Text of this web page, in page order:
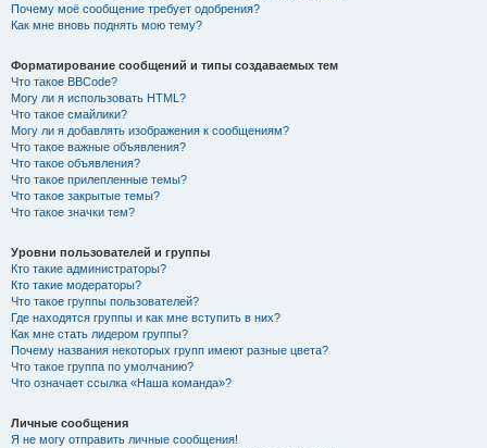
Почему моё сообщение требует одобрения?
Как мне вновь поднять мою тему?
Форматирование сообщений и типы создаваемых тем
Что такое BBCode?
Могу ли я использовать HTML?
Что такое смайлики?
Могу ли я добавлять изображения к сообщениям?
Что такое важные объявления?
Что такое объявления?
Что такое прилепленные темы?
Что такое закрытые темы?
Что такое значки тем?
Уровни пользователей и группы
Кто такие администраторы?
Кто такие модераторы?
Что такое группы пользователей?
Где находятся группы и как мне вступить в них?
Как мне стать лидером группы?
Почему названия некоторых групп имеют разные цвета?
Что такое группа по умолчанию?
Что означает ссылка «Наша команда»?
Личные сообщения
Я не могу отправить личные сообщения!